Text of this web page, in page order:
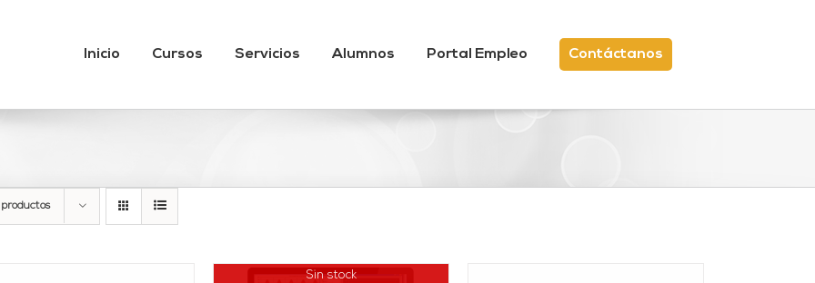
Inicio Cursos Servicios Alumnos Portal Empleo Contáctanos
Sin stock